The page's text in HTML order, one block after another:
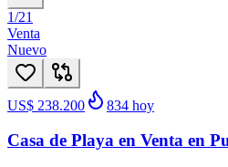
1/21
Venta
Nuevo
US$ 238.200 834 hoy
Casa de Playa en Venta en